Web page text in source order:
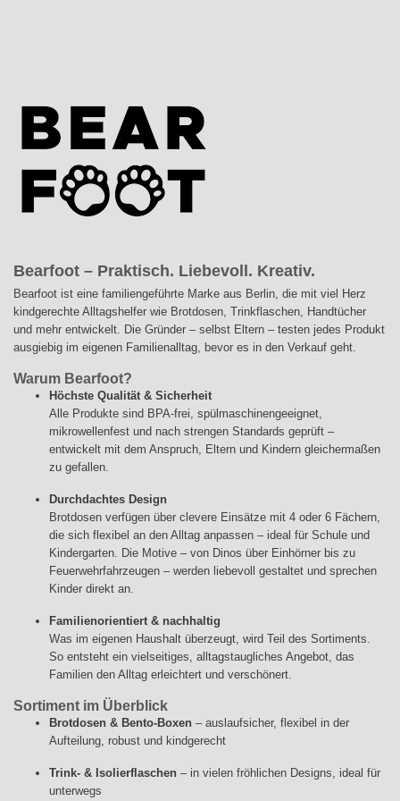
Bearfoot – Praktisch. Liebevoll. Kreativ.
Bearfoot ist eine familiengeführte Marke aus Berlin, die mit viel Herz
kindgerechte Alltagshelfer wie Brotdosen, Trinkflaschen, Handtücher
und mehr entwickelt. Die Gründer – selbst Eltern – testen jedes Produkt
ausgiebig im eigenen Familienalltag, bevor es in den Verkauf geht.
Warum Bearfoot?
Höchste Qualität & Sicherheit
Alle Produkte sind BPA-frei, spülmaschinengeeignet,
mikrowellenfest und nach strengen Standards geprüft –
entwickelt mit dem Anspruch, Eltern und Kindern gleichermaßen
zu gefallen.
Durchdachtes Design
Brotdosen verfügen über clevere Einsätze mit 4 oder 6 Fächern,
die sich flexibel an den Alltag anpassen – ideal für Schule und
Kindergarten. Die Motive – von Dinos über Einhörner bis zu
Feuerwehrfahrzeugen – werden liebevoll gestaltet und sprechen
Kinder direkt an.
Familienorientiert & nachhaltig
Was im eigenen Haushalt überzeugt, wird Teil des Sortiments.
So entsteht ein vielseitiges, alltagstaugliches Angebot, das
Familien den Alltag erleichtert und verschönert.
Sortiment im Überblick
Brotdosen & Bento-Boxen – auslaufsicher, flexibel in der
Aufteilung, robust und kindgerecht
Trink- & Isolierflaschen – in vielen fröhlichen Designs, ideal für
unterwegs